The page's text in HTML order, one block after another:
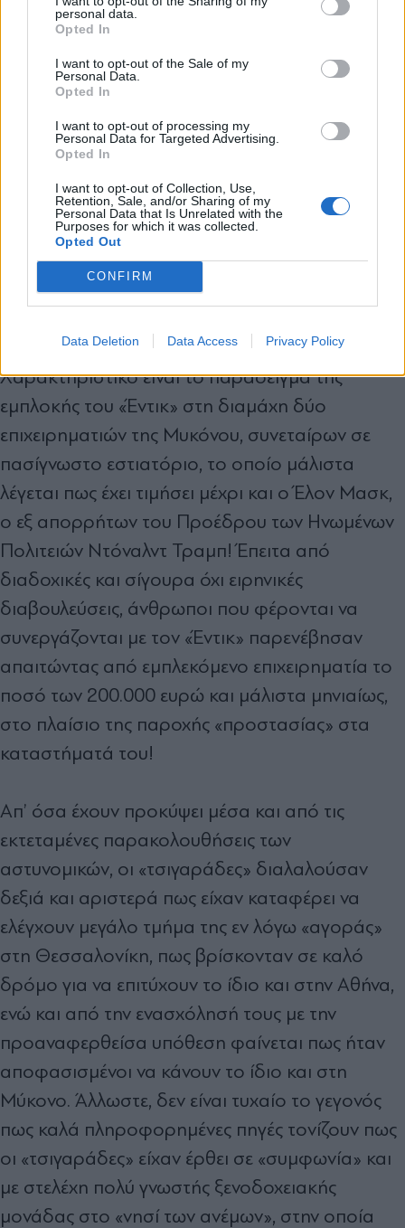
personal data.
Opted In
I want to opt-out of the Sale of my
Personal Data.
Opted In
I want to opt-out of processing my
Personal Data for Targeted Advertising.
Opted In
I want to opt-out of Collection, Use,
Retention, Sale, and/or Sharing of my
Personal Data that Is Unrelated with the
Purposes for which it was collected.
Opted Out
CONFIRM
Data Deletion Data Access Privacy Policy
καθοριστικά στο μπρα-ντε-φερ με την Greek
Mafia, δημιουργώντας έτσι κενά στην «αγορά»
της «προστασίας» καταστημάτων.
Αυτά τα κενά φέρονται να ήθελαν να
στο χέρι τα «σκήπτρα» της ελληνικής μαφίας.
Έτσι έγιναν και οι πρώτες κινήσεις τόσο στην
Αττική όσο και στη Μύκονο, με τους
«τσιγαράδες» να προσεγγίζουν απειλητικά
πρωτεύουσα και στο κοσμοπολίτικο νησί.
Χαρακτηριστικό είναι το παράδειγμα της
εμπλοκής του «Έντικ» στη διαμάχη δύο
επιχειρηματιών της Μυκόνου, συνεταίρων σε
πασίγνωστο εστιατόριο, το οποίο μάλιστα
λέγεται πως έχει τιμήσει μέχρι και ο Έλον Μασκ,
ο εξ απορρήτων του Προέδρου των Ηνωμένων
Πολιτειών Ντόναλντ Τραμπ! Έπειτα από
διαδοχικές και σίγουρα όχι ειρηνικές
διαβουλεύσεις, άνθρωποι που φέρονται να
συνεργάζονται με τον «Έντικ» παρενέβησαν
απαιτώντας από εμπλεκόμενο επιχειρηματία το
ποσό των 200.000 ευρώ και μάλιστα μηνιαίως,
στο πλαίσιο της παροχής «προστασίας» στα
καταστήματά του!
Απ’ όσα έχουν προκύψει μέσα και από τις
εκτεταμένες παρακολουθήσεις των
αστυνομικών, οι «τσιγαράδες» διαλαλούσαν
δεξιά και αριστερά πως είχαν καταφέρει να
ελέγχουν μεγάλο τμήμα της εν λόγω «αγοράς»
στη Θεσσαλονίκη, πως βρίσκονταν σε καλό
δρόμο για να επιτύχουν το ίδιο και στην Αθήνα,
ενώ και από την ενασχόλησή τους με την
προαναφερθείσα υπόθεση φαίνεται πως ήταν
αποφασισμένοι να κάνουν το ίδιο και στη
Μύκονο. Άλλωστε, δεν είναι τυχαίο το γεγονός
πως καλά πληροφορημένες πηγές τονίζουν πως
οι «τσιγαράδες» είχαν έρθει σε «συμφωνία» και
με στελέχη πολύ γνωστής ξενοδοχειακής
μονάδας στο «νησί των ανέμων», στην οποία
Αποδέχομαι τους
και την πολιτική απορρήτου
X